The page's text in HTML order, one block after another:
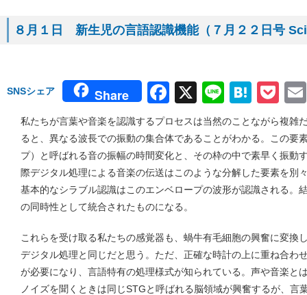
８月１日 新生児の言語認識機能（７月２２日号
SNSシェア Share Facebook
X Line
私たちが言葉や音楽を認識するプロセスは当然のことながら複雑
ると、異なる波長での振動の集合体であることがわかる。この要
プ）と呼ばれる音の振幅の時間変化と、その枠の中で素早く振動
際デジタル処理による音楽の伝送はこのような分解した要素を別
基本的なシラブル認識はこのエンベロープの波形が認識される。
の同時性として統合されたものになる。
これらを受け取る私たちの感覚器も、蝸牛有毛細胞の興奮に変換
デジタル処理と同じだと思う。ただ、正確な時計の上に重ね合わ
が必要になり、言語特有の処理様式が知られている。声や音楽と
ノイズを聞くときは同じSTGと呼ばれる脳領域が興奮するが、言